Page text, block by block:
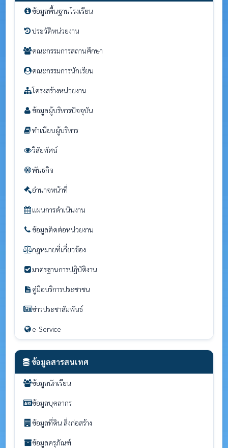
ข้อมูลพื้นฐานโรงเรียน
ประวัติหน่วยงาน
คณะกรรมการสถานศึกษา
คณะกรรมการนักเรียน
โครงสร้างหน่วยงาน
ข้อมูลผู้บริหารปัจจุบัน
ทำเนียบผู้บริหาร
วิสัยทัศน์
พันธกิจ
อำนาจหน้าที่
แผนการดำเนินงาน
ข้อมูลติดต่อหน่วยงาน
กฎหมายที่เกี่ยวข้อง
มาตรฐานการปฏิบัติงาน
คู่มือบริการประชาชน
ข่าวประชาสัมพันธ์
e-Service
ข้อมูลสารสนเทศ
ข้อมูลนักเรียน
ข้อมูลบุคลากร
ข้อมูลที่ดิน สิ่งก่อสร้าง
ข้อมูลครุภัณฑ์